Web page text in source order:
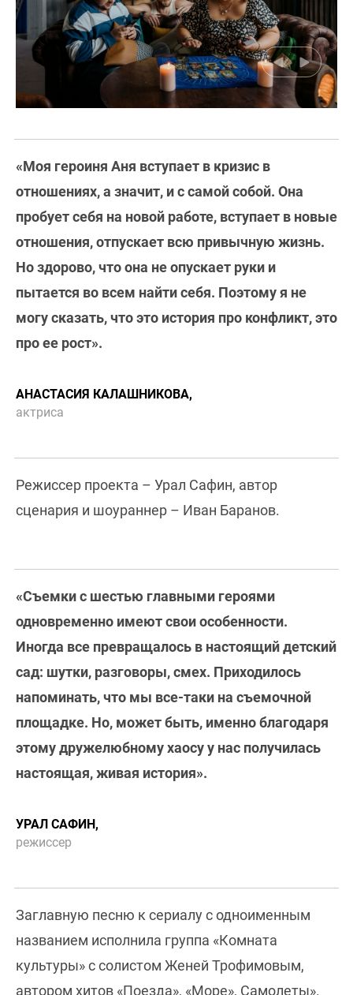
«Моя героиня Аня вступает в кризис в
отношениях, а значит, и с самой собой. Она
пробует себя на новой работе, вступает в новые
отношения, отпускает всю привычную жизнь.
Но здорово, что она не опускает руки и
пытается во всем найти себя. Поэтому я не
могу сказать, что это история про конфликт, это
про ее рост».
АНАСТАСИЯ КАЛАШНИКОВА,
актриса
Режиссер проекта – Урал Сафин, автор
сценария и шоураннер – Иван Баранов.
«Съемки с шестью главными героями
одновременно имеют свои особенности.
Иногда все превращалось в настоящий детский
сад: шутки, разговоры, смех. Приходилось
напоминать, что мы все-таки на съемочной
площадке. Но, может быть, именно благодаря
этому дружелюбному хаосу у нас получилась
настоящая, живая история».
УРАЛ САФИН,
режиссер
Заглавную песню к сериалу с одноименным
названием исполнила группа «Комната
культуры» с солистом Женей Трофимовым,
автором хитов «Поезда», «Море», Самолеты».